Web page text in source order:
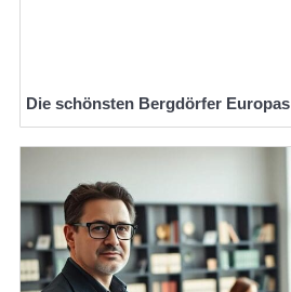
Die schönsten Bergdörfer Europas